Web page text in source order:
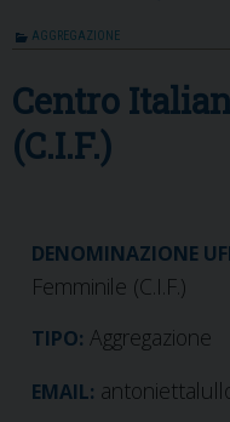
AGGREGAZIONE
Centro
(C.I.F.)
DENOMINAZIONE
Femminile (C.I.F.)
TIPO: Aggregazione
EMAIL: